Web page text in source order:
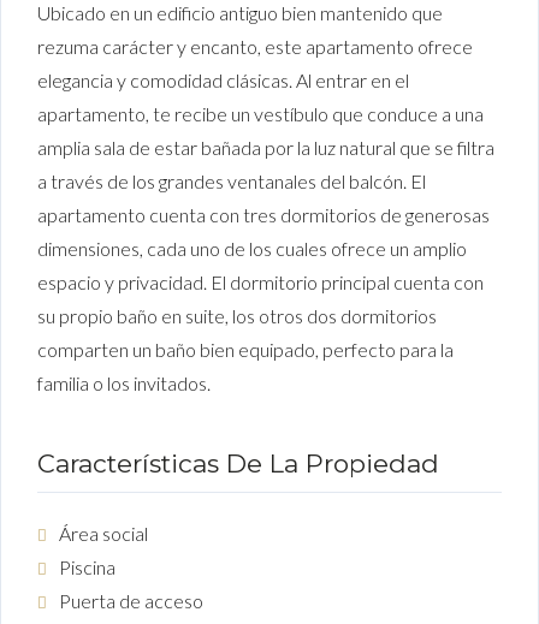
Ubicado en un edificio antiguo bien mantenido que
rezuma carácter y encanto, este apartamento ofrece
elegancia y comodidad clásicas. Al entrar en el
apartamento, te recibe un vestíbulo que conduce a una
amplia sala de estar bañada por la luz natural que se filtra
a través de los grandes ventanales del balcón. El
apartamento cuenta con tres dormitorios de generosas
dimensiones, cada uno de los cuales ofrece un amplio
espacio y privacidad. El dormitorio principal cuenta con
su propio baño en suite, los otros dos dormitorios
comparten un baño bien equipado, perfecto para la
familia o los invitados.
Características De La Propiedad
Área social
Piscina
Puerta de acceso